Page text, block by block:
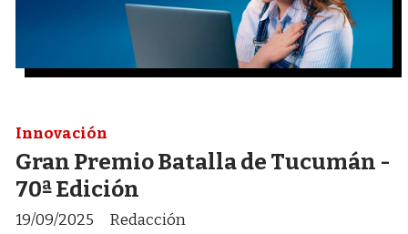
Gran Premio Batalla de Tucumán -
70ª Edición
Redacción
Innovación
19/09/2025